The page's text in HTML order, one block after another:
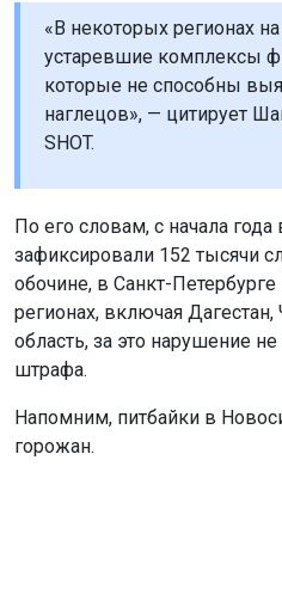
«В некоторых регионах на
устаревшие комплексы
которые не способны
наглецов», — цитирует
SHOT.
По его словам, с начала
зафиксировали 152 тысячи
обочине, в Санкт-
регионах, включая
область, за это нарушение
штрафа.
Напомним, питбайки в
горожан.